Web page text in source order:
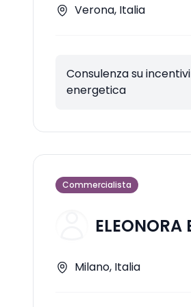
Verona, Italia
Consulenza su
energetica
Commercialista
ELEONORA
Milano, Italia